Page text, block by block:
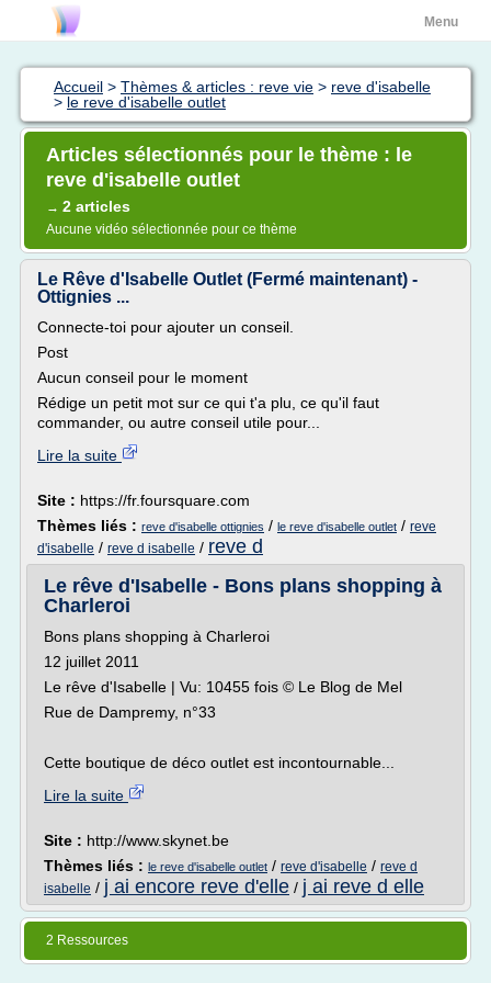
Menu
Accueil > Thèmes & articles : reve vie > reve d'isabelle
> le reve d'isabelle outlet
Articles sélectionnés pour le thème : le
reve d'isabelle outlet
→ 2 articles
Aucune vidéo sélectionnée pour ce thème
Le Rêve d'Isabelle Outlet (Fermé maintenant) -
Ottignies ...
Connecte-toi pour ajouter un conseil.
Post
Aucun conseil pour le moment
Rédige un petit mot sur ce qui t'a plu, ce qu'il faut
commander, ou autre conseil utile pour...
Lire la suite
Site : https://fr.foursquare.com
Thèmes liés : reve d'isabelle ottignies / le reve d'isabelle outlet / reve
d'isabelle / reve d isabelle / reve d
Le rêve d'Isabelle - Bons plans shopping à
Charleroi
Bons plans shopping à Charleroi
12 juillet 2011
Le rêve d'Isabelle | Vu: 10455 fois © Le Blog de Mel
Rue de Dampremy, n°33
Cette boutique de déco outlet est incontournable...
Lire la suite
Site : http://www.skynet.be
Thèmes liés : le reve d'isabelle outlet / reve d'isabelle / reve d
isabelle / j ai encore reve d'elle / j ai reve d elle
2 Ressources